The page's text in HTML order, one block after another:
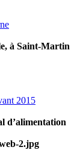
à Saint-Martin
2015
d’alimentation
2.jpg